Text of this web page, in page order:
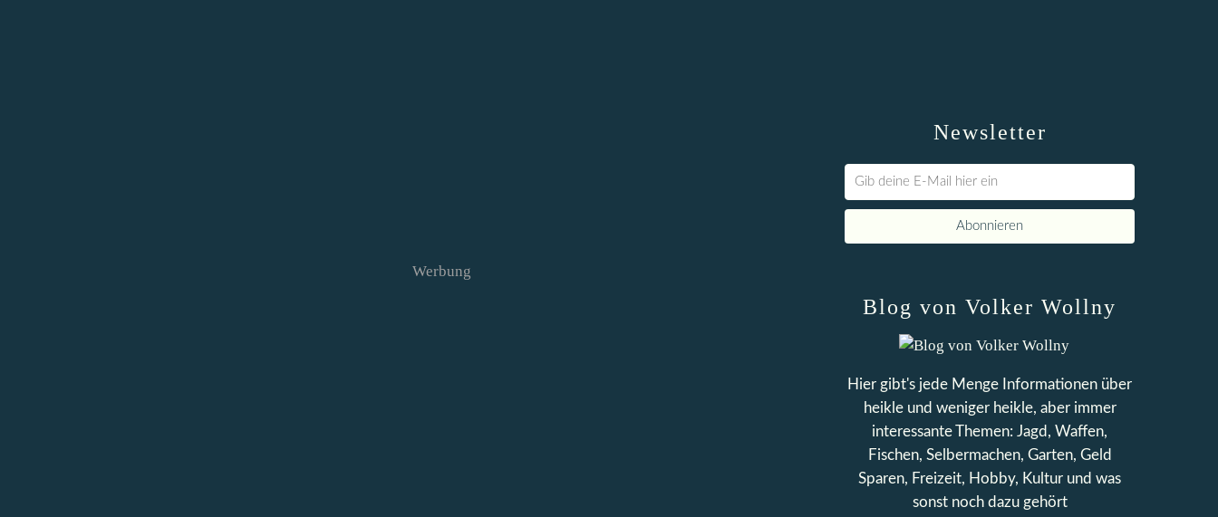
Werbung
Newsletter
Blog von Volker Wollny
Hier gibt's jede Menge Informationen über
heikle und weniger heikle, aber immer
interessante Themen: Jagd, Waffen,
Fischen, Selbermachen, Garten, Geld
Sparen, Freizeit, Hobby, Kultur und was
sonst noch dazu gehört